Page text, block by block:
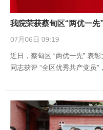
我院荣获蔡甸区“两优一先
07月06日 09:19
近日，蔡甸区 “两优一先” 表
同志获评 “全区优秀共产党员”